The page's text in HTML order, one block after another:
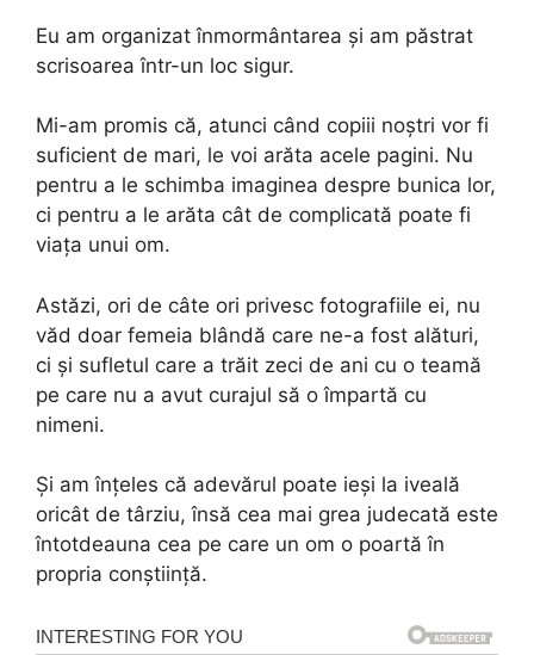
Eu am organizat înmormântarea și am păstrat
scrisoarea într-un loc sigur.
Mi-am promis că, atunci când copiii noștri vor fi
suficient de mari, le voi arăta acele pagini. Nu
pentru a le schimba imaginea despre bunica lor,
ci pentru a le arăta cât de complicată poate fi
viața unui om.
Astăzi, ori de câte ori privesc fotografiile ei, nu
văd doar femeia blândă care ne-a fost alături,
ci și sufletul care a trăit zeci de ani cu o teamă
pe care nu a avut curajul să o împartă cu
nimeni.
Și am înțeles că adevărul poate ieși la iveală
oricât de târziu, însă cea mai grea judecată este
întotdeauna cea pe care un om o poartă în
propria conștiință.